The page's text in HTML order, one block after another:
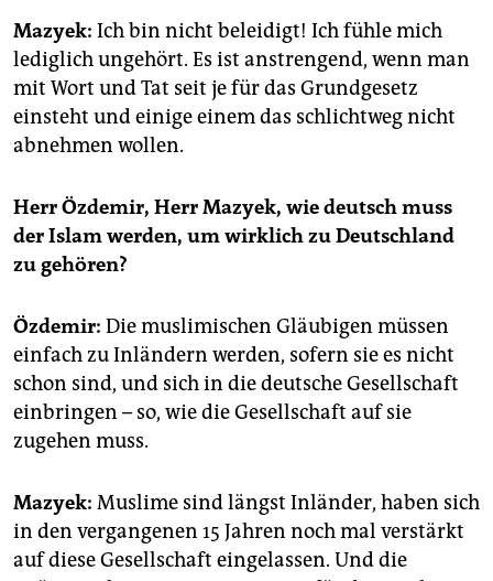
Mazyek: Ich bin nicht beleidigt! Ich fühle mich
lediglich ungehört. Es ist anstrengend, wenn man
mit Wort und Tat seit je für das Grundgesetz
einsteht und einige einem das schlichtweg nicht
abnehmen wollen.
Herr Özdemir, Herr Mazyek, wie deutsch muss
der Islam werden, um wirklich zu Deutschland
zu gehören?
Özdemir: Die muslimischen Gläubigen müssen
einfach zu Inländern werden, sofern sie es nicht
schon sind, und sich in die deutsche Gesellschaft
einbringen – so, wie die Gesellschaft auf sie
zugehen muss.
Mazyek: Muslime sind längst Inländer, haben sich
in den vergangenen 15 Jahren noch mal verstärkt
auf diese Gesellschaft eingelassen. Und die